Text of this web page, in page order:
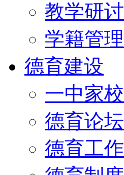
教学研讨
学籍管理
德育建设
一中家校
德育论坛
德育工作